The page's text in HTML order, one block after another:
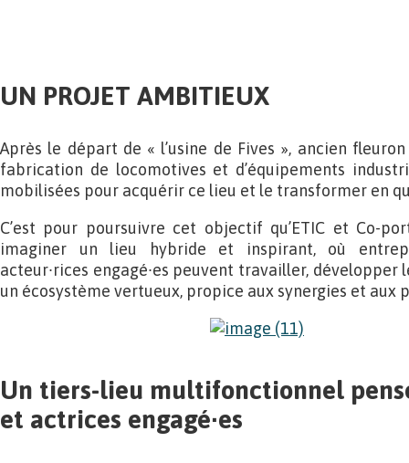
UN PROJET AMBITIEUX
Après le départ de « l’usine de Fives », ancien
fabrication de locomotives et d’équipements
mobilisées pour acquérir ce lieu et le transformer en
C’est pour poursuivre cet objectif qu’ETIC et Co-
imaginer un lieu hybride et inspirant, où
acteur∙rices engagé∙es peuvent travailler, développer
un écosystème vertueux, propice aux synergies et aux
Un tiers-lieu multifonctionnel
et actrices engagé∙es